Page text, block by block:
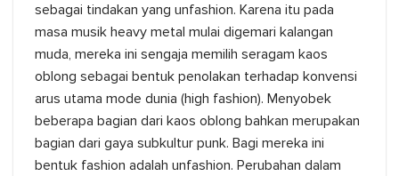
sebagai tindakan yang unfashion. Karena itu pada
masa musik heavy metal mulai digemari kalangan
muda, mereka ini sengaja memilih seragam kaos
oblong sebagai bentuk penolakan terhadap konvensi
arus utama mode dunia (high fashion). Menyobek
beberapa bagian dari kaos oblong bahkan merupakan
bagian dari gaya subkultur punk. Bagi mereka ini
bentuk fashion adalah unfashion. Perubahan dalam